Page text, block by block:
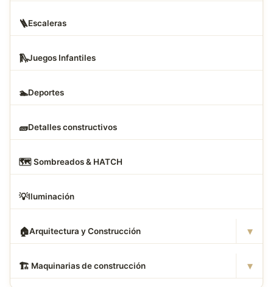
🪜Escaleras
🛝Juegos Infantiles
🏊Deportes
🧱Detalles constructivos
🗺️ Sombreados & HATCH
💡Iluminación
🏠Arquitectura y Construcción ▾
🏗 ️ Maquinarias de construcción ▾